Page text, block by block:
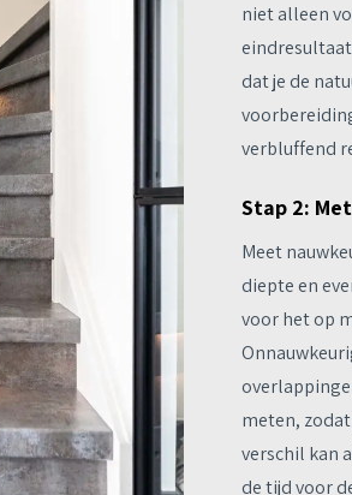
niet alleen
dat je de
verbluffend
Stap 2:
Meet
diepte en
voor het op
meten,
verschil kan
de tijd voor